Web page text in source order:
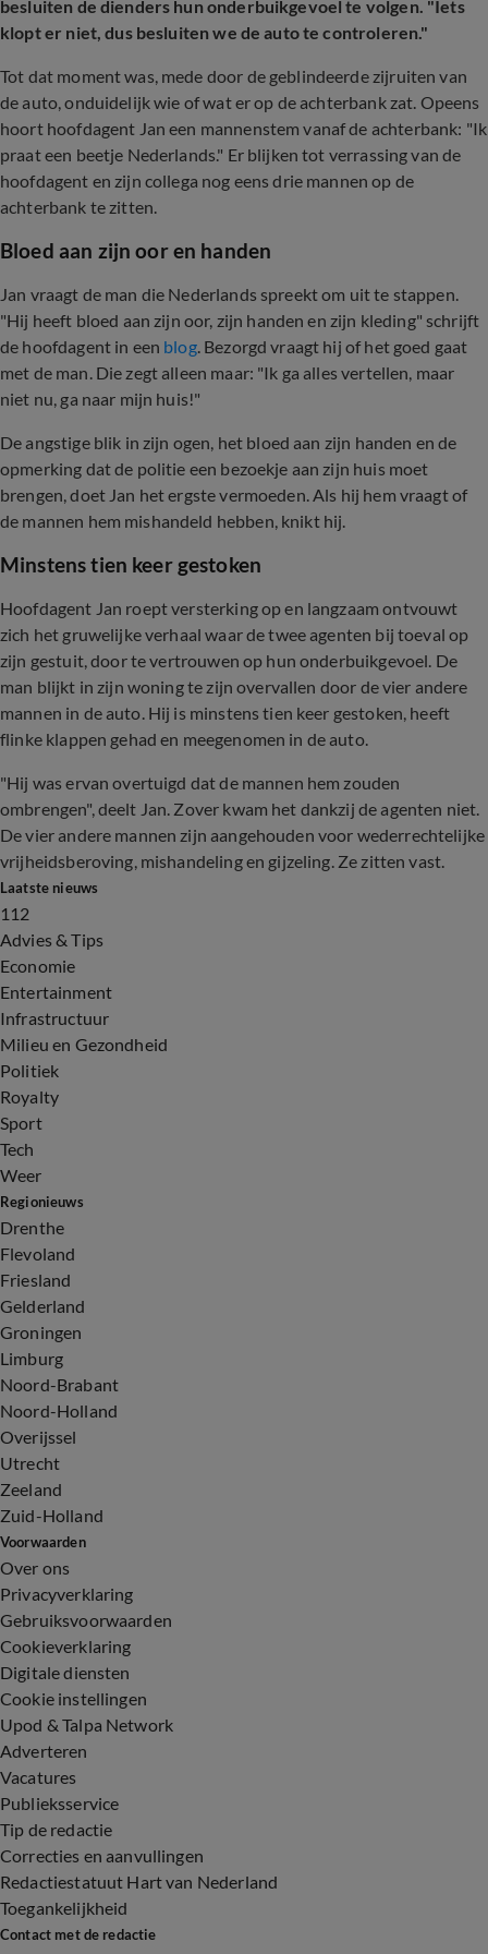
besluiten de dienders hun onderbuikgevoel te volgen. "Iets
klopt er niet, dus besluiten we de auto te controleren."
Tot dat moment was, mede door de geblindeerde zijruiten van
de auto, onduidelijk wie of wat er op de achterbank zat. Opeens
hoort hoofdagent Jan een mannenstem vanaf de achterbank: "Ik
praat een beetje Nederlands." Er blijken tot verrassing van de
hoofdagent en zijn collega nog eens drie mannen op de
achterbank te zitten.
Bloed aan zijn oor en handen
Jan vraagt de man die Nederlands spreekt om uit te stappen.
"Hij heeft bloed aan zijn oor, zijn handen en zijn kleding" schrijft
de hoofdagent in een blog. Bezorgd vraagt hij of het goed gaat
met de man. Die zegt alleen maar: "Ik ga alles vertellen, maar
niet nu, ga naar mijn huis!"
De angstige blik in zijn ogen, het bloed aan zijn handen en de
opmerking dat de politie een bezoekje aan zijn huis moet
brengen, doet Jan het ergste vermoeden. Als hij hem vraagt of
de mannen hem mishandeld hebben, knikt hij.
Minstens tien keer gestoken
Hoofdagent Jan roept versterking op en langzaam ontvouwt
zich het gruwelijke verhaal waar de twee agenten bij toeval op
zijn gestuit, door te vertrouwen op hun onderbuikgevoel. De
man blijkt in zijn woning te zijn overvallen door de vier andere
mannen in de auto. Hij is minstens tien keer gestoken, heeft
flinke klappen gehad en meegenomen in de auto.
"Hij was ervan overtuigd dat de mannen hem zouden
ombrengen", deelt Jan. Zover kwam het dankzij de agenten niet.
De vier andere mannen zijn aangehouden voor wederrechtelijke
vrijheidsberoving, mishandeling en gijzeling. Ze zitten vast.
Laatste nieuws
112
Advies & Tips
Economie
Entertainment
Infrastructuur
Milieu en Gezondheid
Politiek
Royalty
Sport
Tech
Weer
Regionieuws
Drenthe
Flevoland
Friesland
Gelderland
Groningen
Limburg
Noord-Brabant
Noord-Holland
Overijssel
Utrecht
Zeeland
Zuid-Holland
Voorwaarden
Over ons
Privacyverklaring
Gebruiksvoorwaarden
Cookieverklaring
Digitale diensten
Cookie instellingen
Upod & Talpa Network
Adverteren
Vacatures
Publieksservice
Tip de redactie
Correcties en aanvullingen
Redactiestatuut Hart van Nederland
Toegankelijkheid
Contact met de redactie